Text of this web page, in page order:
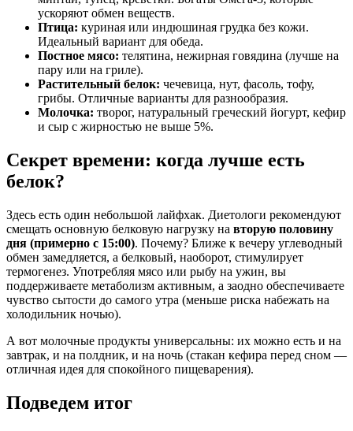
ускоряют обмен веществ.
Птица: куриная или индюшиная грудка без кожи.
Идеальный вариант для обеда.
Постное мясо: телятина, нежирная говядина (лучше на
пару или на гриле).
Растительный белок: чечевица, нут, фасоль, тофу,
грибы. Отличные варианты для разнообразия.
Молочка: творог, натуральный греческий йогурт, кефир
и сыр с жирностью не выше 5%.
Секрет времени: когда лучше есть
белок?
Здесь есть один небольшой лайфхак. Диетологи рекомендуют
смещать основную белковую нагрузку на вторую половину
дня (примерно с 15:00). Почему? Ближе к вечеру углеводный
обмен замедляется, а белковый, наоборот, стимулирует
термогенез. Употребляя мясо или рыбу на ужин, вы
поддерживаете метаболизм активным, а заодно обеспечиваете
чувство сытости до самого утра (меньше риска набежать на
холодильник ночью).
А вот молочные продукты универсальны: их можно есть и на
завтрак, и на полдник, и на ночь (стакан кефира перед сном —
отличная идея для спокойного пищеварения).
Подведем итог